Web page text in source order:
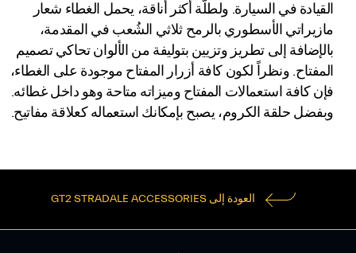
القيادة في السيارة. ولطلّة أكثر أناقة، يحمل الغطاء شعار
مازيراتي الأسطوري بالرمح ثلاثي الشُعب في المقدمة،
بالإضافة إلى تطريز وتزيين بتوليفة من الألوان تحاكي تصميم
المفتاح. ونظراً لكون كافة أزرار المفتاح موجودة على الغطاء،
فإن كافة استعمالات المفتاح وميزاته متاحة وهو داخل غطائه.
وبفضل حلقة الكروم، يصبح بإمكانك استعماله كعلاقة مفاتيح.
العودة إلى GT2 STRADALE ACCESSORIES